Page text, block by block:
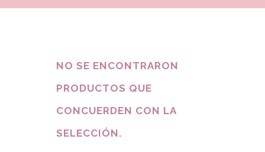
NO SE ENCONTRARON
PRODUCTOS QUE
CONCUERDEN CON LA
SELECCIÓN.